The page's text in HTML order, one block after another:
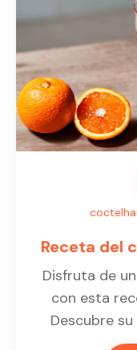
Receta del
Disfruta de
con esta
Descubre